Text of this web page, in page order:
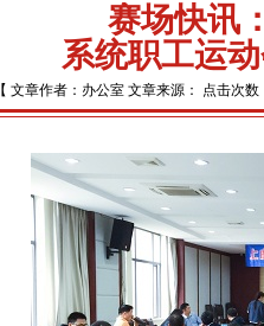
赛场快讯
系统职工运
【 文章作者：办公室 文章来源： 点击次